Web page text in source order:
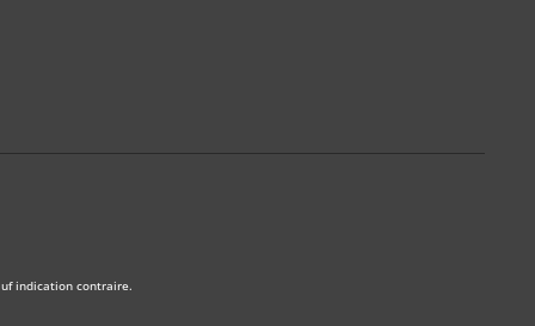
indication contraire.